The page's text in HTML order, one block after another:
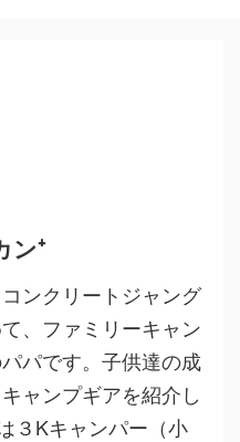
ン⁺
ンクリートジャング
、ファミリーキャン
パです。子供達の成
ャンプギアを紹介し
３Kキャンパー（小